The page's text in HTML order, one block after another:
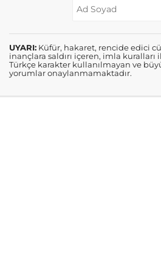
UYARI: Küfür, hakaret, rencide edici
inançlara saldırı içeren, imla kuralları
Türkçe karakter kullanılmayan ve
yorumlar onaylanmamaktadır.